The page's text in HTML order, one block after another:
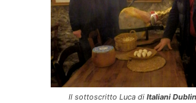
Il sottoscritto Luca di Italiani